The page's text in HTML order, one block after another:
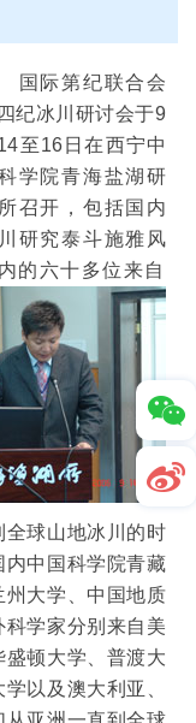
际第纪联合会
纪冰川研讨会于9
至16日在西宁中
学院青海盐湖研
召开，包括国内
研究泰斗施雅风
的六十多位来自
球山地冰川的时
中国科学院青藏
大学、中国地质
学家分别来自美
顿大学、普渡大
以及澳大利亚、